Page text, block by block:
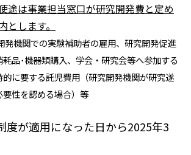
途は事業担当窓口が研究開発費と定め
とします。
発機関での実験補助者の雇用、研究開発促進
耗品･機器類購入、学会・研究会等へ参加する
的に要する託児費用（研究開発機関が研究遂
要性を認める場合）等
が適用になった日から2025年3